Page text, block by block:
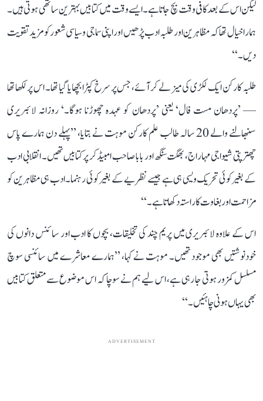
لیکن اس کے بعد کافی وقت بچ جاتا ہے۔ ایسے وقت میں کتابیں بہترین ساتھی ہوتی ہیں۔
ہمارا خیال تھا کہ مظاہرین اور طلبہ ادب پڑھیں اور اپنی سماجی و سیاسی شعور کو مزید تقویت
دیں۔‘‘
طلبہ کارکن ایک لکڑی کی میز لے کر آئے، جس پر سرخ کپڑا بچھایا گیا تھا۔ اس پر لکھا تھا
— ’پردھان مست فال‘ یعنی ’پردھان کو عہدہ چھوڑنا ہوگا۔‘ روزانہ لائبریری
سنبھالنے والے 20 سالہ طالب علم کارکن موہت نے بتایا، ’’پہلے دن ہمارے پاس
چھترپتی شیواجی مہاراج، بھگت سنگھ اور بابا صاحب امبیڈکر پر کتابیں تھیں۔ انقلابی ادب
کے بغیر کوئی تحریک ویسی ہی ہے جیسے نظریے کے بغیر کوئی رہنما۔ ادب ہی مظاہرین کو
مزاحمت اور بغاوت کا راستہ دکھاتا ہے۔‘‘
اس کے علاوہ لائبریری میں پریم چند کی تخلیقات، بچوں کا ادب اور سائنس دانوں کی
خودنوشتیں بھی موجود تھیں۔ موہت نے کہا، ’’ہمارے معاشرے میں سائنسی سوچ
مسلسل کمزور ہوتی جا رہی ہے، اس لیے ہم نے سوچا کہ اس موضوع سے متعلق کتابیں
بھی یہاں ہونی چاہئیں۔‘‘
ADVERTISEMENT